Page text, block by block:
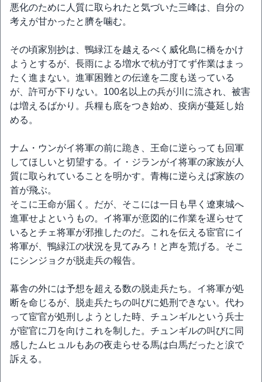
悪化のために人質に取られたと気づいた三峰は、自分の
考えが甘かったと臍を噛む。
その頃家別抄は、鴨緑江を越えるべく威化島に橋をかけ
ようとするが、長雨による増水で杭が打てず作業はまっ
たく進まない。進軍困難との伝達を二度も送っている
が、許可が下りない。100名以上の兵が川に流され、被害
は増えるばかり。兵糧も底をつき始め、疫病が蔓延し始
める。
ナム・ウンがイ将軍の前に跪き、王命に逆らっても回軍
してほしいと切望する。イ・ジランがイ将軍の家族が人
質に取られていることを明かす。青梅に逆らえば家族の
首が飛ぶ。
そこに王命が届く。だが、そこには一日も早く遼東城へ
進軍せよというもの。イ将軍が意図的に作業を遅らせて
いるとチェ将軍が邪推したのだ。これを伝える宦官にイ
将軍が、鴨緑江の状況を見てみろ！と声を荒げる。そこ
にシンジョクが脱走兵の報告。
幕舎の外には予想を超える数の脱走兵たち。イ将軍が処
断を命じるが、脱走兵たちの叫びに処刑できない。代わ
って宦官が処刑しようとした時、チュンギルという兵士
が宦官に刀を向けこれを制した。チュンギルの叫びに同
感したムヒュルもあの夜走らせる馬は白馬だったと涙で
訴える。